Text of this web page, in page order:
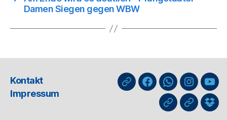
Damen Siegen gegen WBW
Kontakt
Impressum
nuLigaFacebookWhatsApp-
Kanal
GIPHYThreads